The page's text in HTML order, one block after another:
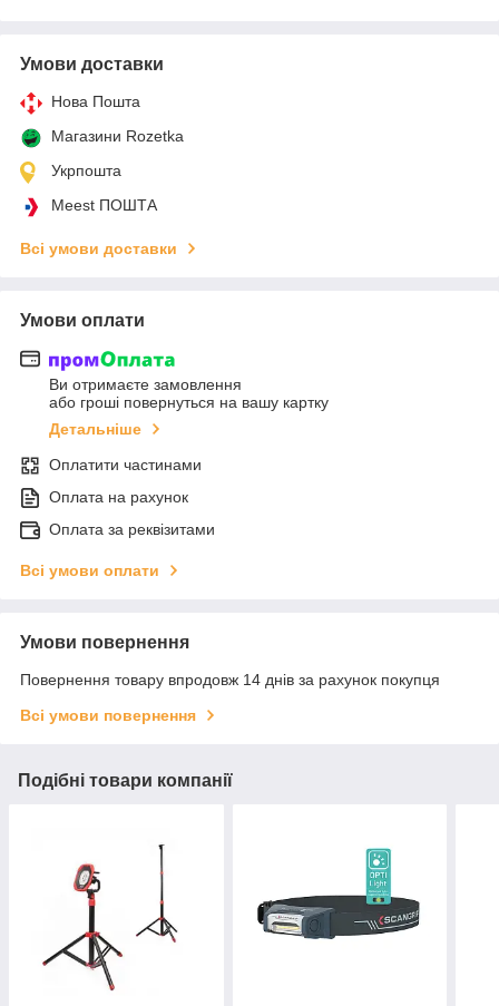
Умови доставки
Нова Пошта
Магазини Rozetka
Укрпошта
Meest ПОШТА
Всі умови доставки
Умови оплати
Ви отримаєте замовлення
або гроші повернуться на вашу картку
Детальніше
Оплатити частинами
Оплата на рахунок
Оплата за реквізитами
Всі умови оплати
Умови повернення
Повернення товару впродовж 14 днів за рахунок покупця
Всі умови повернення
Подібні товари компанії